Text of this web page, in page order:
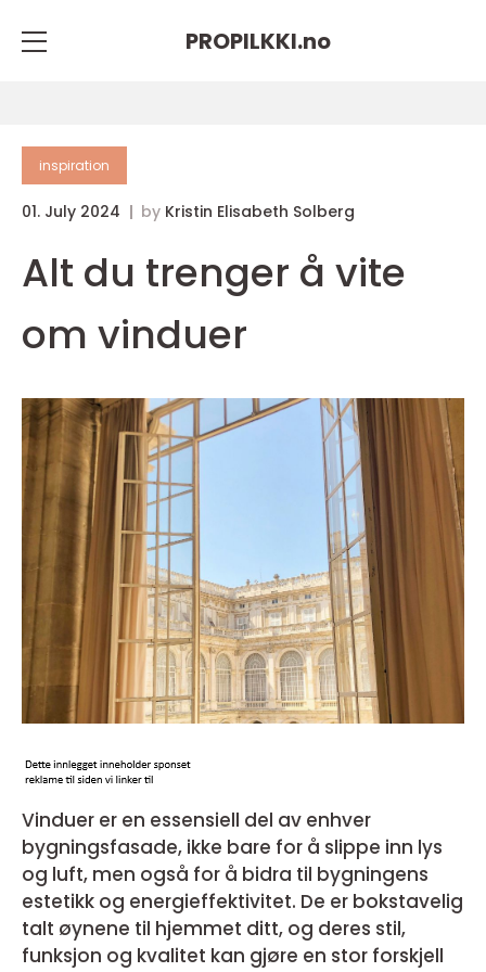
PROPILKKI.no
inspiration
01. July 2024 by Kristin Elisabeth Solberg
Alt du trenger å vite
om vinduer
Vinduer er en essensiell del av enhver
bygningsfasade, ikke bare for å slippe inn lys
og luft, men også for å bidra til bygningens
estetikk og energieffektivitet. De er bokstavelig
talt øynene til hjemmet ditt, og deres stil,
funksjon og kvalitet kan gjøre en stor forskjell